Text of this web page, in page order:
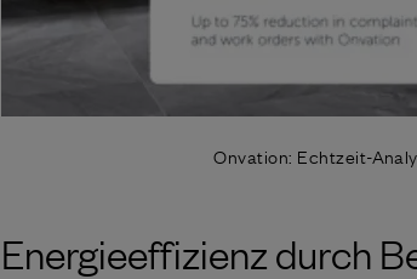
Onvation: Echtzeit-
Energieeffizienz durch